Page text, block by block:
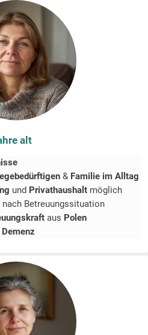
alt
& Familie im Alltag
und Privathaushalt möglich
nach Betreuungssituation
aus Polen
Demenz